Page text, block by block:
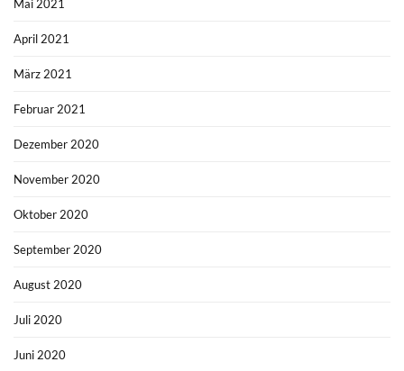
Mai 2021
April 2021
März 2021
Februar 2021
Dezember 2020
November 2020
Oktober 2020
September 2020
August 2020
Juli 2020
Juni 2020